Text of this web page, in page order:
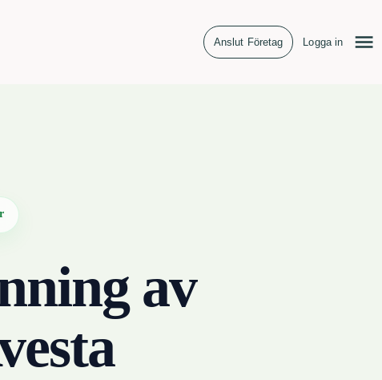
Anslut Företag Logga in
av